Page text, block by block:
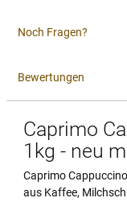
Noch Fragen?
Bewertungen
Caprimo
1kg - neu
Caprimo
aus Kaffee,